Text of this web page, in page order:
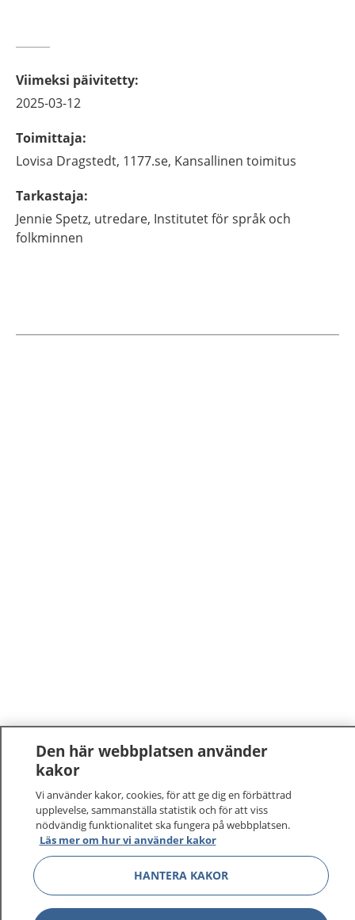
Viimeksi päivitetty:
2025-03-12
Toimittaja:
Lovisa Dragstedt, 1177.se, Kansallinen toimitus
Tarkastaja:
JennieSpetz, utredare, Institutet för språk och
folkminnen
1177 –tryggt om din hälsa och vård
På 1177.se får du råd om hälsa och information om
sjukdomar och vilka mottagningar du kan kontakta.
Logga in för att läsa din journal och göra dina
vårdärenden. Ring telefonnummer 1177 för
sjukvårdsrådgivning dygnet runt.
1177 ger dig råd när du vill må bättre.
Den här webbplatsen använder
kakor
Vi använder kakor, cookies, för att ge dig en förbättrad
upplevelse, sammanställa statistik och för att viss
nödvändig funktionalitet ska fungera på webbplatsen.
Läs mer om hur vi använder kakor
HANTERA KAKOR